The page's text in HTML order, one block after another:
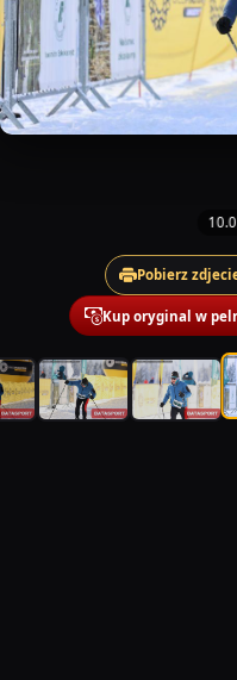
Pobierz
Kup oryginal w